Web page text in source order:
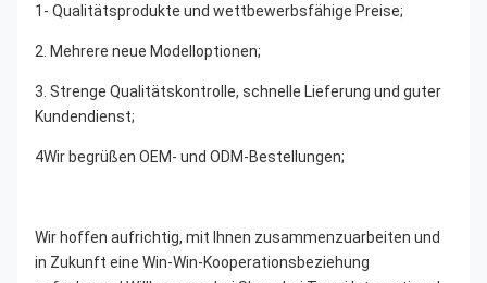
1- Qualitätsprodukte und wettbewerbsfähige Preise;
2. Mehrere neue Modelloptionen;
3. Strenge Qualitätskontrolle, schnelle Lieferung und guter
Kundendienst;
4Wir begrüßen OEM- und ODM-Bestellungen;
Wir hoffen aufrichtig, mit Ihnen zusammenzuarbeiten und
in Zukunft eine Win-Win-Kooperationsbeziehung